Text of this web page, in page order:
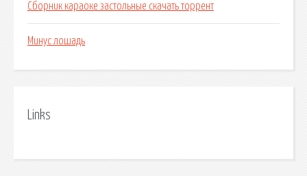
Сборник караоке застольные скачать торрент
Минус лошадь
Links